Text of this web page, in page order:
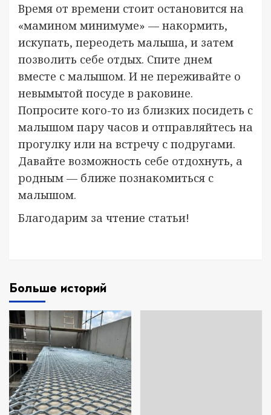
Время от времени стоит остановится на
«мамином минимуме» — накормить,
искупать, переодеть малыша, и затем
позволить себе отдых. Спите днем
вместе с малышом. И не переживайте о
невымытой посуде в раковине.
Попросите кого-то из близких посидеть с
малышом пару часов и отправляйтесь на
прогулку или на встречу с подругами.
Давайте возможность себе отдохнуть, а
родным — ближе познакомиться с
малышом.
Благодарим за чтение статьи!
Больше историй